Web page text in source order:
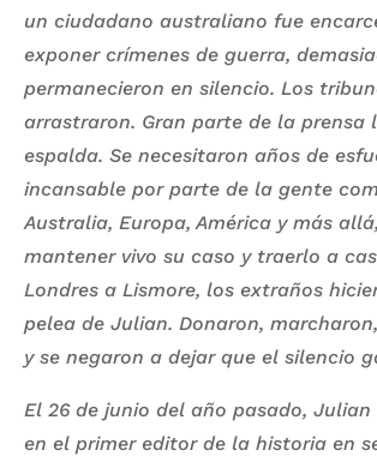
un ciudadano australiano fue
exponer crímenes de guerra,
permanecieron en silencio. Los
arrastraron. Gran parte de la prensa
espalda. Se necesitaron años de
incansable por parte de la gente
Australia, Europa, América y más
mantener vivo su caso y traerlo a
Londres a Lismore, los extraños
pelea de Julian. Donaron,
y se negaron a dejar que el silencio
El 26 de junio del año pasado,
en el primer editor de la historia en